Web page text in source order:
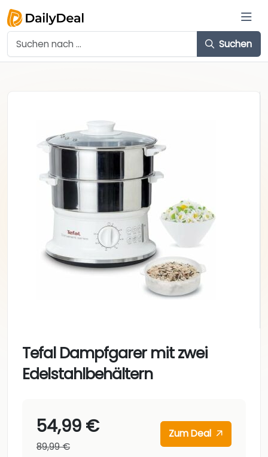
Suchen
Tefal Dampfgarer mit zwei
Edelstahlbehältern
54,99 €
89,99 €
Zum Deal